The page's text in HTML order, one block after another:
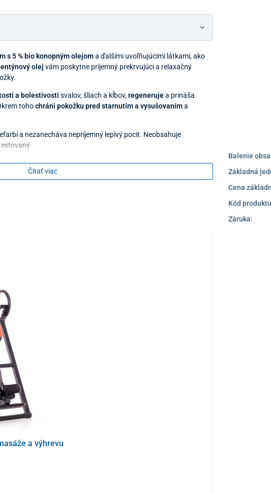
Balenie
Základná
Cena
Kód
Záruka:
s 5 % bio konopným olejoma ďalšími uvoľňujúcimi látkami, ako
olej vám poskytne príjemný prekrvujúci a relaxačný
a bolestivosti svalov, šliach a kĺbov,regenerujea prináša
tohochráni pokožku pred starnutím a vysušovaníma
a nezanecháva nepríjemný lepivý pocit. Neobsahuje
čo najlepší účinok 3 – 5x denne
Čítať viac
a výhrevu